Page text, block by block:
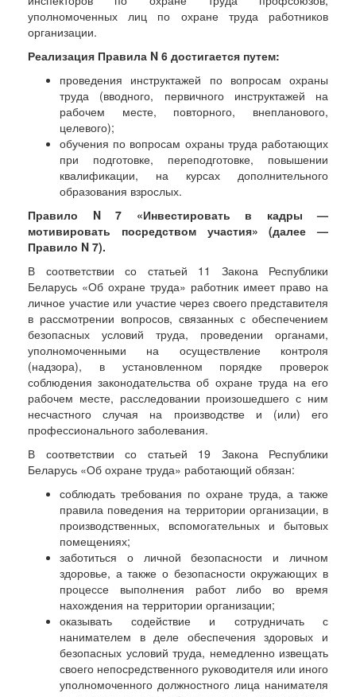
уполномоченных лиц по охране труда работников
организации.
Реализация Правила N 6 достигается путем:
проведения инструктажей по вопросам охраны
труда (вводного, первичного инструктажей на
рабочем месте, повторного, внепланового,
целевого);
обучения по вопросам охраны труда работающих
при подготовке, переподготовке, повышении
квалификации, на курсах дополнительного
образования взрослых.
Правило N 7 «Инвестировать в кадры —
мотивировать посредством участия» (далее —
Правило N 7).
В соответствии со статьей 11 Закона Республики
Беларусь «Об охране труда» работник имеет право на
личное участие или участие через своего представителя
в рассмотрении вопросов, связанных с обеспечением
безопасных условий труда, проведении органами,
уполномоченными на осуществление контроля
(надзора), в установленном порядке проверок
соблюдения законодательства об охране труда на его
рабочем месте, расследовании произошедшего с ним
несчастного случая на производстве и (или) его
профессионального заболевания.
В соответствии со статьей 19 Закона Республики
Беларусь «Об охране труда» работающий обязан:
соблюдать требования по охране труда, а также
правила поведения на территории организации, в
производственных, вспомогательных и бытовых
помещениях;
заботиться о личной безопасности и личном
здоровье, а также о безопасности окружающих в
процессе выполнения работ либо во время
нахождения на территории организации;
оказывать содействие и сотрудничать с
нанимателем в деле обеспечения здоровых и
безопасных условий труда, немедленно извещать
своего непосредственного руководителя или иного
уполномоченного должностного лица нанимателя